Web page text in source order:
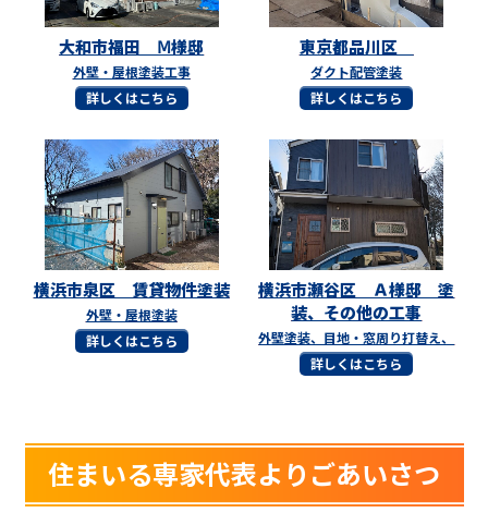
大和市福田 Ⅿ様邸
外壁・屋根塗装工事
詳しくはこちら
東京都品川区
ダクト配管塗装
詳しくはこちら
横浜市泉区 賃貸物件塗装
外壁・屋根塗装
詳しくはこちら
横浜市瀬谷区 Ａ様邸 塗
装、その他の工事
外壁塗装、目地・窓周り打替え、
詳しくはこちら
住まいる専家代表よりごあいさつ